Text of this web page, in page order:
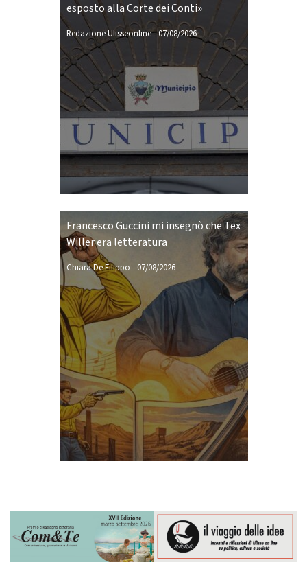
esposto alla Corte dei Conti»
Redazione Ulisseonline-07/08/2026
Francesco Guccini mi insegnò che Tex
Willer era letteratura
Chiara De Filippo -07/08/2026